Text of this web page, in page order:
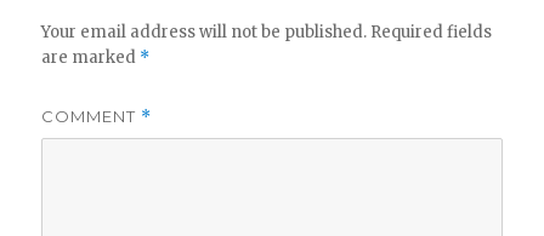
Your email address will not be published. Required fields
are marked *
COMMENT *